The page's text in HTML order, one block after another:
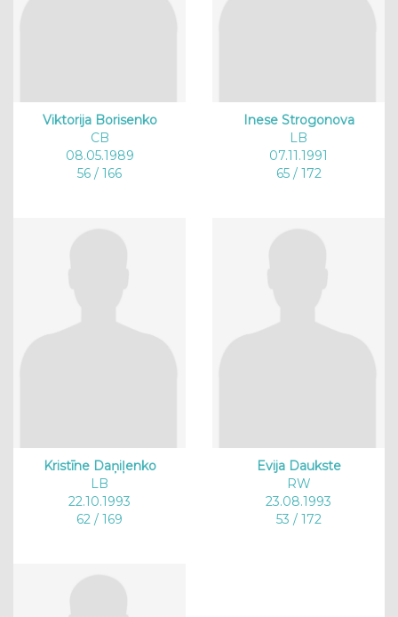
Viktorija Borisenko
CB
08.05.1989
56 / 166
Inese Strogonova
LB
07.11.1991
65 / 172
Kristīne Daņiļenko
LB
22.10.1993
62 / 169
Evija Daukste
RW
23.08.1993
53 / 172